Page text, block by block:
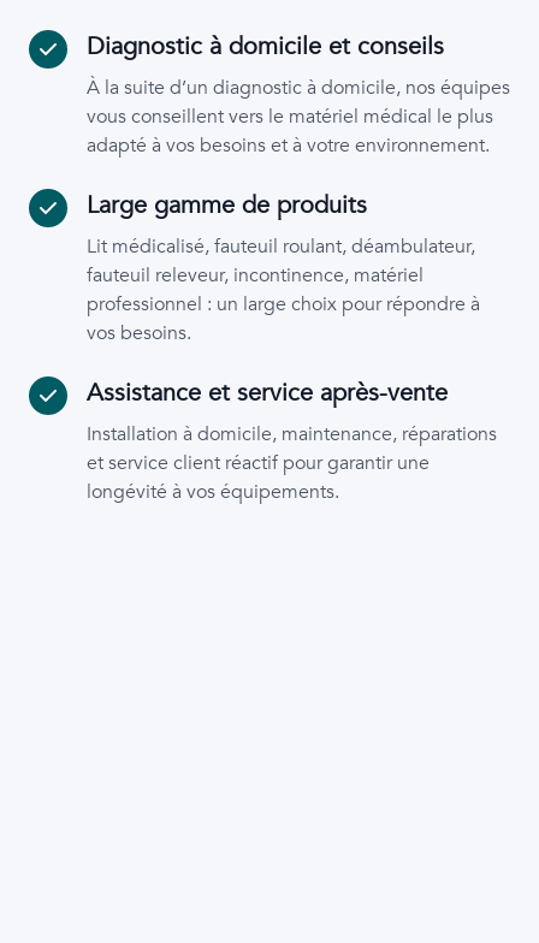
Diagnostic à domicile et conseils
À la suite d’un diagnostic à domicile, nos équipes
vous conseillent vers le matériel médical le plus
adapté à vos besoins et à votre environnement.
Large gamme de produits
Lit médicalisé, fauteuil roulant, déambulateur,
fauteuil releveur, incontinence, matériel
professionnel : un large choix pour répondre à
vos besoins.
Assistance et service après-vente
Installation à domicile, maintenance, réparations
et service client réactif pour garantir une
longévité à vos équipements.